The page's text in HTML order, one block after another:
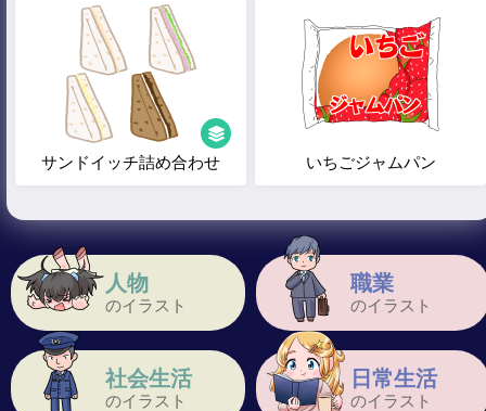
人物
のイラスト
職業
のイラスト
社会生活
のイラスト
日常生活
のイラスト
サンドイッチ詰め合わせ いちごジャムパン